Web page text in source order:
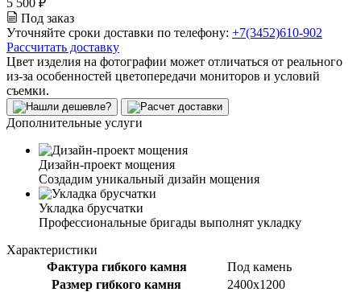
Под заказ
Уточняйте сроки доставки по телефону: +7(3452)610-902
Рассчитать доставку
Цвет изделия на фотографии может отличаться от реального
из-за особенностей цветопередачи мониторов и условий
съемки.
Дополнительные услуги
Дизайн-проект мощения
Создадим уникальный дизайн мощения
Укладка брусчатки
Профессиональные бригады выполнят укладку
Характеристики
Фактура гибкого камня
Под камень
Размер гибкого камня
2400x1200